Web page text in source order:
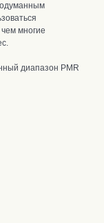
многие
диапазон PMR